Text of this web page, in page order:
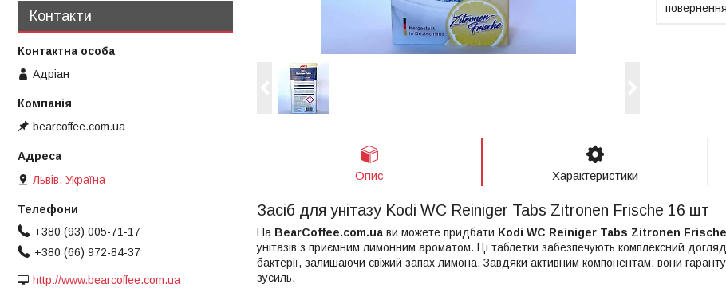
Опис Характеристики
Засіб для унітазу Kodi WC Reiniger Tabs Zitronen Frische 16 шт
На BearCoffee.com.ua ви можете придбати Kodi WC Reiniger Tabs Zitronen Frische
унітазів з приємним лимонним ароматом. Ці таблетки забезпечують комплексний
бактерії, залишаючи свіжий запах лимона. Завдяки активним компонентам, вони
зусиль.
Контакти
Адріан
bearcoffee.com.ua
Львів, Україна
+380 (93) 005-71-17
+380 (66) 972-84-37
http://www.bearcoffee.com.ua